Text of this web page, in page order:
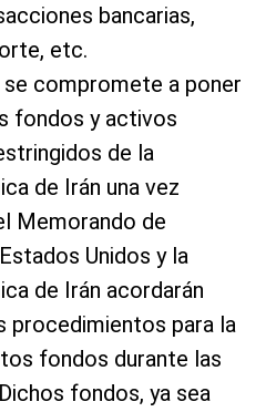
bancarias,
etc.
se compromete a poner
fondos y activos
de la
de Irán una vez
Memorando de
Unidos y la
de Irán acordarán
procedimientos para la
fondos durante las
fondos, ya sea